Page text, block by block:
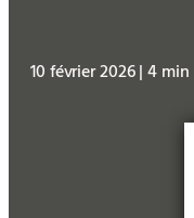
10 février 2026 | 4